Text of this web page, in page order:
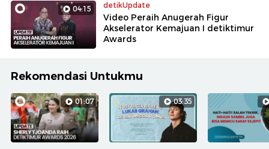
04:15 detikUpdate
Video Peraih Anugerah Figur
Akselerator Kemajuan I detiktimur
Awards
Rekomendasi Untukmu
01:07 03:35